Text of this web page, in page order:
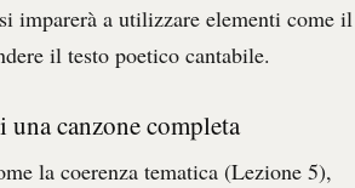
imparerà a utilizzare elementi come il
il testo poetico cantabile.
canzone completa
la coerenza tematica (Lezione 5),